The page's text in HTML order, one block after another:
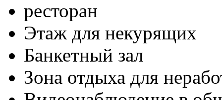
ресторан
Этаж для некурящих
Банкетный зал
Зона отдыха для